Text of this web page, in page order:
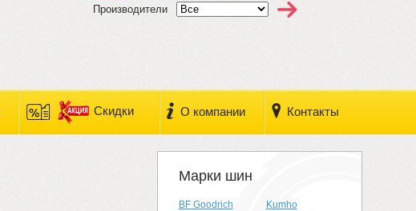
Производители
Скидки О компании Контакты
Марки шин
BF Goodrich
Kumho